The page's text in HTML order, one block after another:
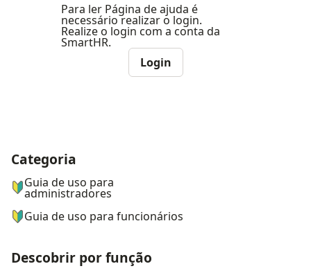
Para ler Página de ajuda é
necessário realizar o login.
Realize o login com a conta da
SmartHR.
Login
ナビゲーションメニュー
Categoria
Guia de uso para
administradores
Guia de uso para funcionários
Descobrir por função